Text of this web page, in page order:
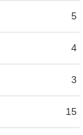
5
4
3
15